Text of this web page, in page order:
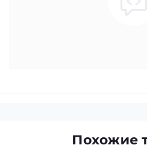
Похожие